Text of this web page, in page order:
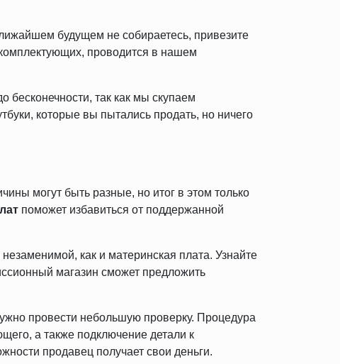
будущем не собираетесь, привезите
проводится в нашем
бесконечности, так как мы скупаем
которые вы пытались продать, но ничего
могут быть разные, но итог в этом только
поможет избавиться от поддержанной
как и материнская плата. Узнайте
магазин сможет предложить
провести небольшую проверку. Процедура
а также подключение детали к
продавец получает свои деньги.